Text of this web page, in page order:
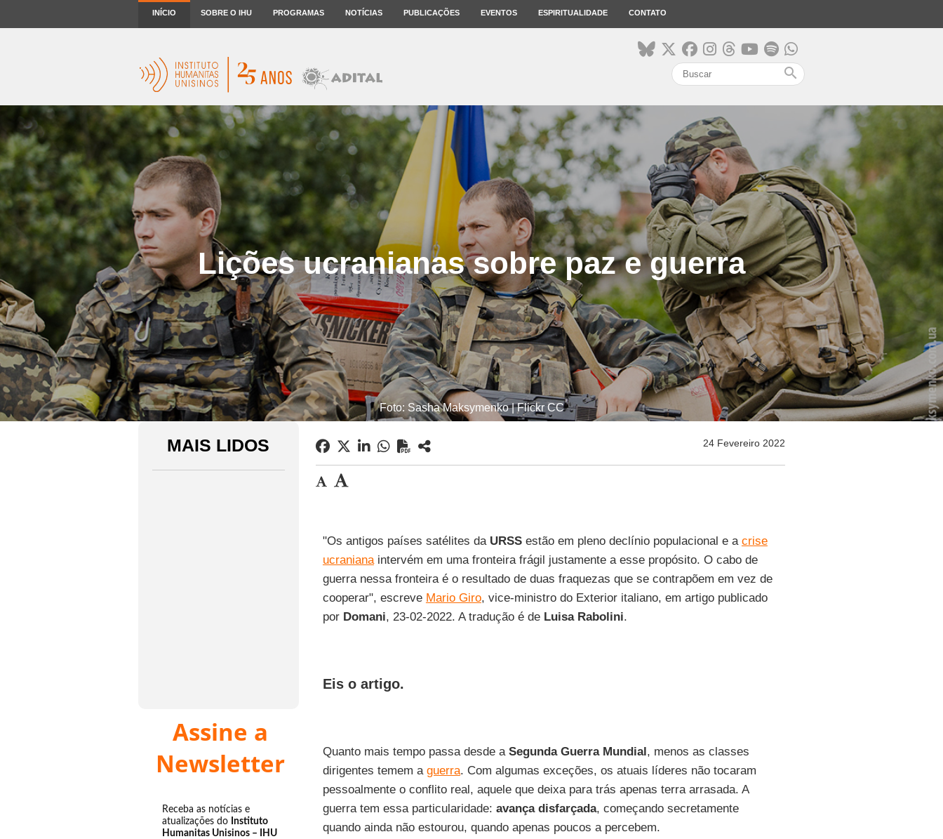
INÍCIO SOBRE O IHU PROGRAMAS NOTÍCIAS PUBLICAÇÕES EVENTOS ESPIRITUALIDADE CONTATO
search
Lições ucranianas sobre paz e guerra
Foto: Sasha Maksymenko | Flickr CC
MAIS LIDOS
Assine a
Newsletter
Receba as notícias e
atualizações do Instituto
Humanitas Unisinos – IHU
24 Fevereiro 2022
"Os antigos países satélites da URSSestão em pleno declínio populacional e a crise
ucranianaintervém em uma fronteira frágil justamente a esse propósito. O cabo de
guerra nessa fronteira é o resultado de duas fraquezas que se contrapõem em vez de
cooperar", escreve Mario Giro, vice-ministro do Exterior italiano, em artigo publicado
por Domani, 23-02-2022. A tradução é de Luisa Rabolini.
Eis o artigo.
Quanto mais tempo passa desde a Segunda Guerra Mundial, menos as classes
dirigentes temem a guerra. Com algumas exceções, os atuais líderes não tocaram
pessoalmente o conflito real, aquele que deixa para trás apenas terra arrasada. A
guerra tem essa particularidade: avança disfarçada, começando secretamente
quando ainda não estourou, quando apenas poucos a percebem.